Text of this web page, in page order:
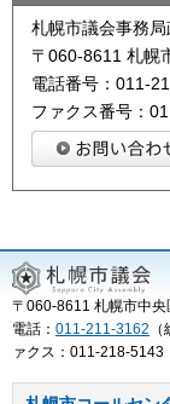
札幌市議会事務
〒060-8611 札幌
電話番号：011-
ファクス番号：
〒060-8611 札幌市中
電話： 011-211-3162
ァクス：011-218-5143